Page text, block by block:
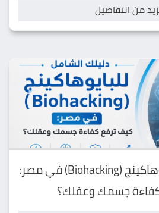
من التفاصيل
دليلك الشامل للبايوهاكينج (Biohacking) في مصر:
جسمك وعقلك؟